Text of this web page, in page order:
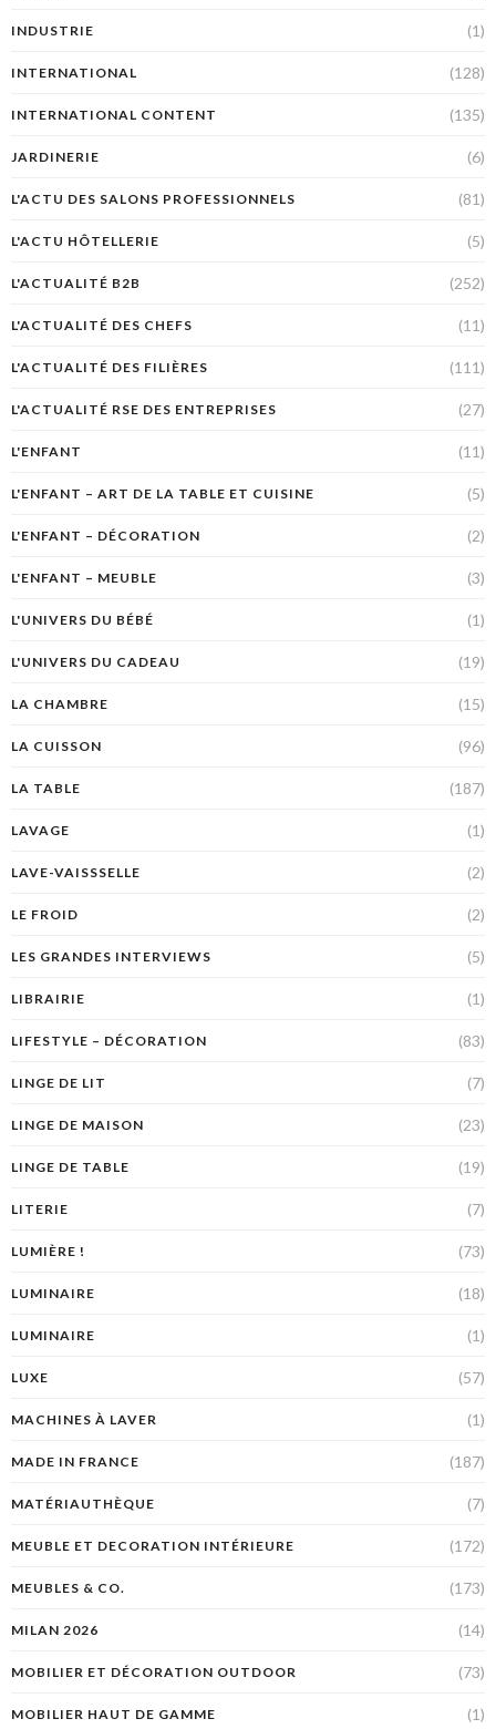
INDUSTRIE (1)
INTERNATIONAL (128)
INTERNATIONAL CONTENT (135)
JARDINERIE (6)
L'ACTU DES SALONS PROFESSIONNELS (81)
L'ACTU HÔTELLERIE (5)
L'ACTUALITÉ B2B (252)
L'ACTUALITÉ DES CHEFS (11)
L'ACTUALITÉ DES FILIÈRES (111)
L'ACTUALITÉ RSE DES ENTREPRISES (27)
L'ENFANT (11)
L'ENFANT – ART DE LA TABLE ET CUISINE (5)
L'ENFANT – DÉCORATION (2)
L'ENFANT – MEUBLE (3)
L'UNIVERS DU BÉBÉ (1)
L'UNIVERS DU CADEAU (19)
LA CHAMBRE (15)
LA CUISSON (96)
LA TABLE (187)
LAVAGE (1)
LAVE-VAISSSELLE (2)
LE FROID (2)
LES GRANDES INTERVIEWS (5)
LIBRAIRIE (1)
LIFESTYLE – DÉCORATION (83)
LINGE DE LIT (7)
LINGE DE MAISON (23)
LINGE DE TABLE (19)
LITERIE (7)
LUMIÈRE ! (73)
LUMINAIRE (18)
LUMINAIRE (1)
LUXE (57)
MACHINES À LAVER (1)
MADE IN FRANCE (187)
MATÉRIAUTHÈQUE (7)
MEUBLE ET DECORATION INTÉRIEURE (172)
MEUBLES & CO. (173)
MILAN 2026 (14)
MOBILIER ET DÉCORATION OUTDOOR (73)
MOBILIER HAUT DE GAMME (1)